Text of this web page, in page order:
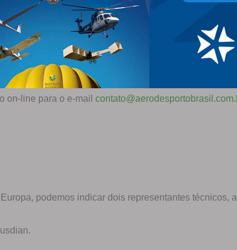
DE VERIFICAÇÃO DE
AQUI PARA O FORMULÁRIO
on-line para o e-mail
podemos indicar dois representantes técnicos,